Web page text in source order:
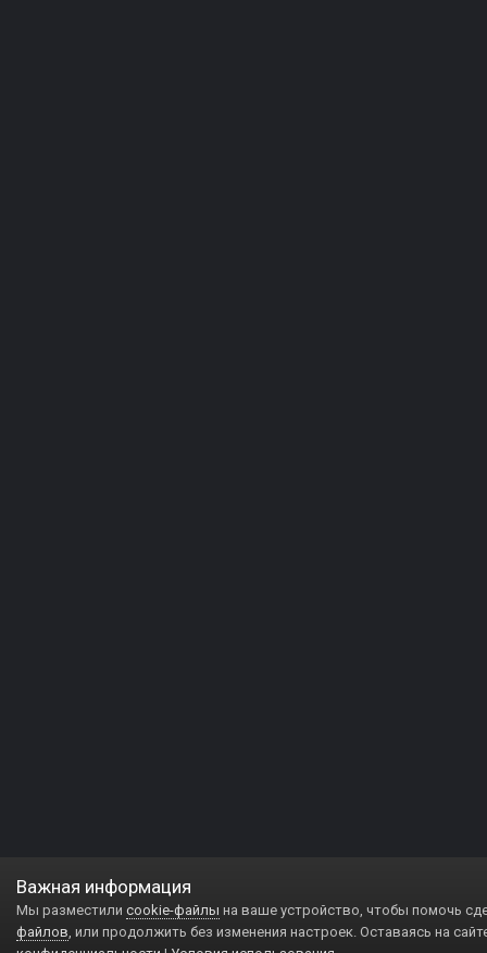
Важная информация
Мы разместили cookie-файлы на ваше устройство, чтобы помочь
файлов, или продолжить без изменения настроек. Оставаясь на